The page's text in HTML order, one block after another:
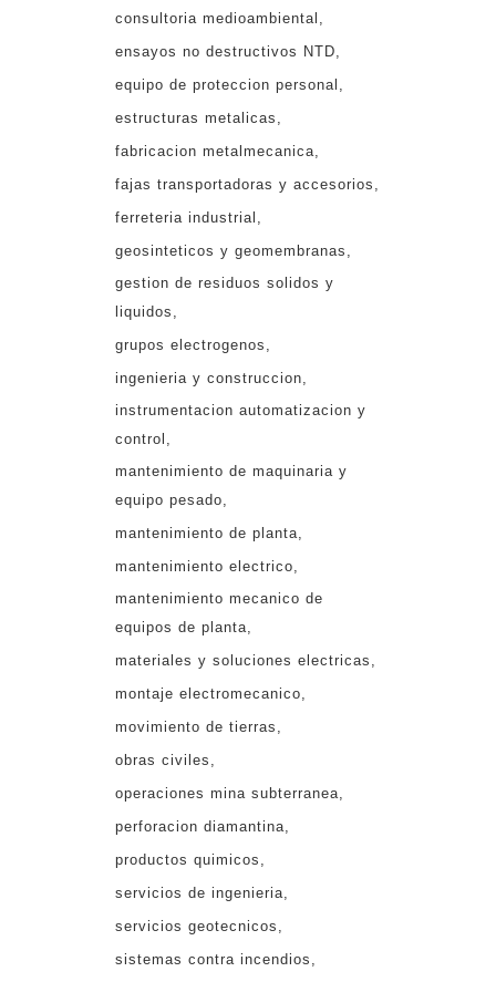
consultoria medioambiental
ensayos no destructivos NTD
equipo de proteccion personal
estructuras metalicas
fabricacion metalmecanica
fajas transportadoras y accesorios
ferreteria industrial
geosinteticos y geomembranas
gestion de residuos solidos y
liquidos
grupos electrogenos
ingenieria y construccion
instrumentacion automatizacion y
control
mantenimiento de maquinaria y
equipo pesado
mantenimiento de planta
mantenimiento electrico
mantenimiento mecanico de
equipos de planta
materiales y soluciones electricas
montaje electromecanico
movimiento de tierras
obras civiles
operaciones mina subterranea
perforacion diamantina
productos quimicos
servicios de ingenieria
servicios geotecnicos
sistemas contra incendios